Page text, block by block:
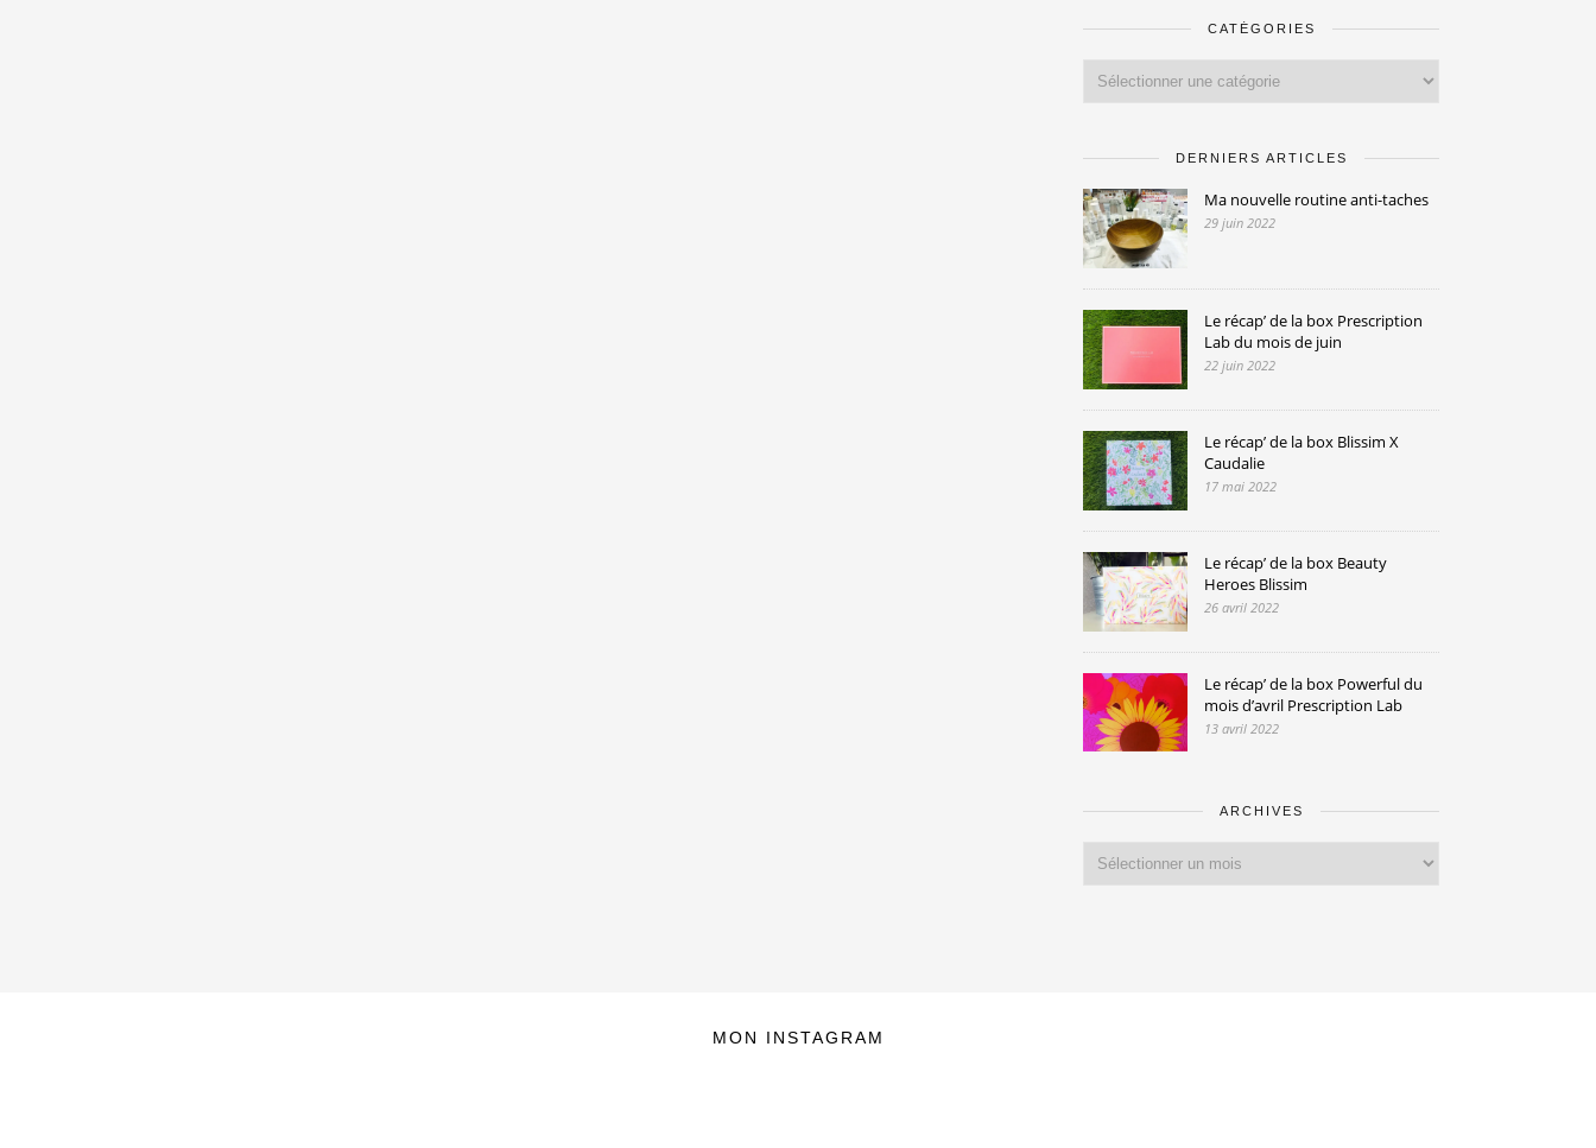
CATÉGORIES
DERNIERS ARTICLES
Ma nouvelle routine anti-taches
29 juin 2022
Le récap’ de la box Prescription
Lab du mois de juin
22 juin 2022
Le récap’ de la box Blissim X
Caudalie
17 mai 2022
Le récap’ de la box Beauty
Heroes Blissim
26 avril 2022
Le récap’ de la box Powerful du
mois d’avril Prescription Lab
13 avril 2022
ARCHIVES
MON INSTAGRAM